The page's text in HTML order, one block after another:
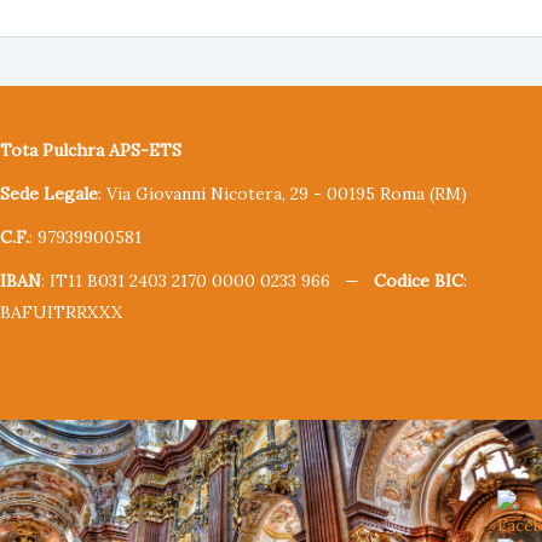
Tota Pulchra APS-ETS
Sede Legale: Via Giovanni Nicotera, 29 - 00195 Roma (RM)
C.F.: 97939900581
IBAN: IT11 B031 2403 2170 0000 0233 966 — Codice BIC:
BAFUITRRXXX